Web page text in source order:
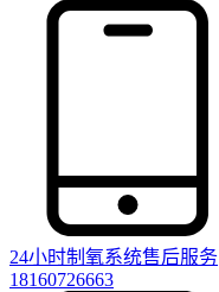
24小时制氧系统售后服务
18160726663